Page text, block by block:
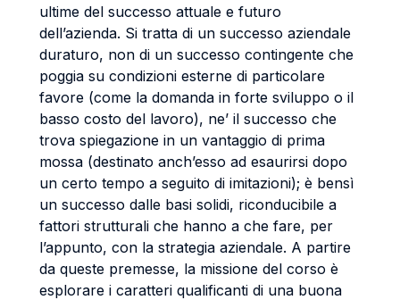
ultime del successo attuale e futuro
dell’azienda. Si tratta di un successo aziendale
duraturo, non di un successo contingente che
poggia su condizioni esterne di particolare
favore (come la domanda in forte sviluppo o il
basso costo del lavoro), ne’ il successo che
trova spiegazione in un vantaggio di prima
mossa (destinato anch’esso ad esaurirsi dopo
un certo tempo a seguito di imitazioni); è bensì
un successo dalle basi solidi, riconducibile a
fattori strutturali che hanno a che fare, per
l’appunto, con la strategia aziendale. A partire
da queste premesse, la missione del corso è
esplorare i caratteri qualificanti di una buona